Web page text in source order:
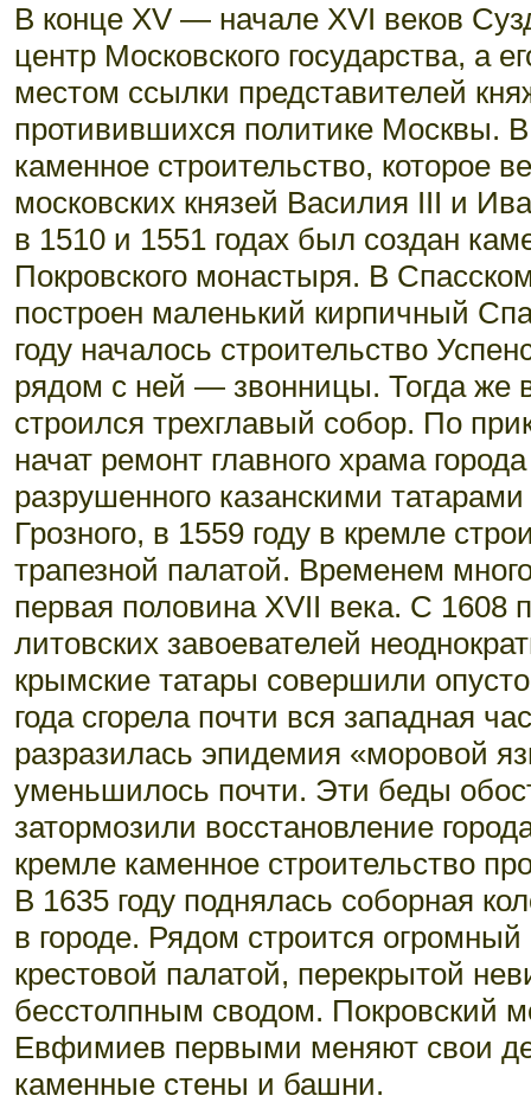
В конце XV — начале XVI веков
центр Московского государства, а
местом ссылки представителей
противившихся политике Москвы.
каменное строительство, которое
московских князей Василия III и
в 1510 и 1551 годах был создан
Покровского монастыря. В
построен маленький кирпичный
году началось строительство
рядом с ней — звонницы. Тогда же
строился трехглавый собор. По
начат ремонт главного храма
разрушенного казанскими
Грозного, в 1559 году в кремле
трапезной палатой. Временем
первая половина XVII века. С 1608
литовских завоевателей
крымские татары совершили
года сгорела почти вся западная
разразилась эпидемия «моровой
уменьшилось почти. Эти беды
затормозили восстановление
кремле каменное строительство
В 1635 году поднялась соборная
в городе. Рядом строится
крестовой палатой, перекрытой
бесстолпным сводом. Покровский
Евфимиев первыми меняют свои
каменные стены и башни.